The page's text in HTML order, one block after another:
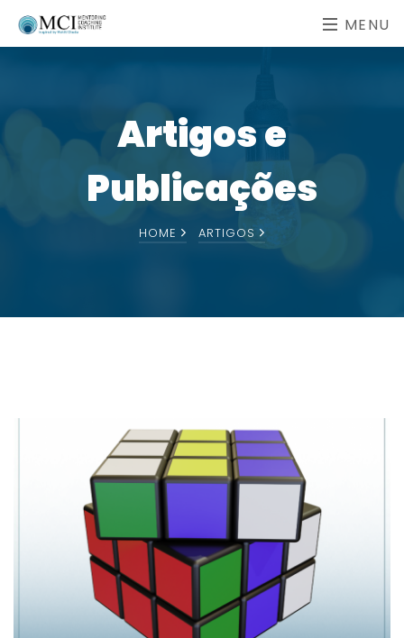
MENU
Artigos e
Publicações
HOME ARTIGOS